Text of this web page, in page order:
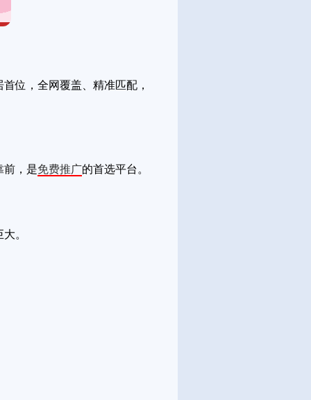
首位，全网覆盖、精准匹配，
前，是免费推广的首选平台。
。